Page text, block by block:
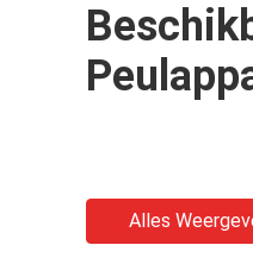
Alles